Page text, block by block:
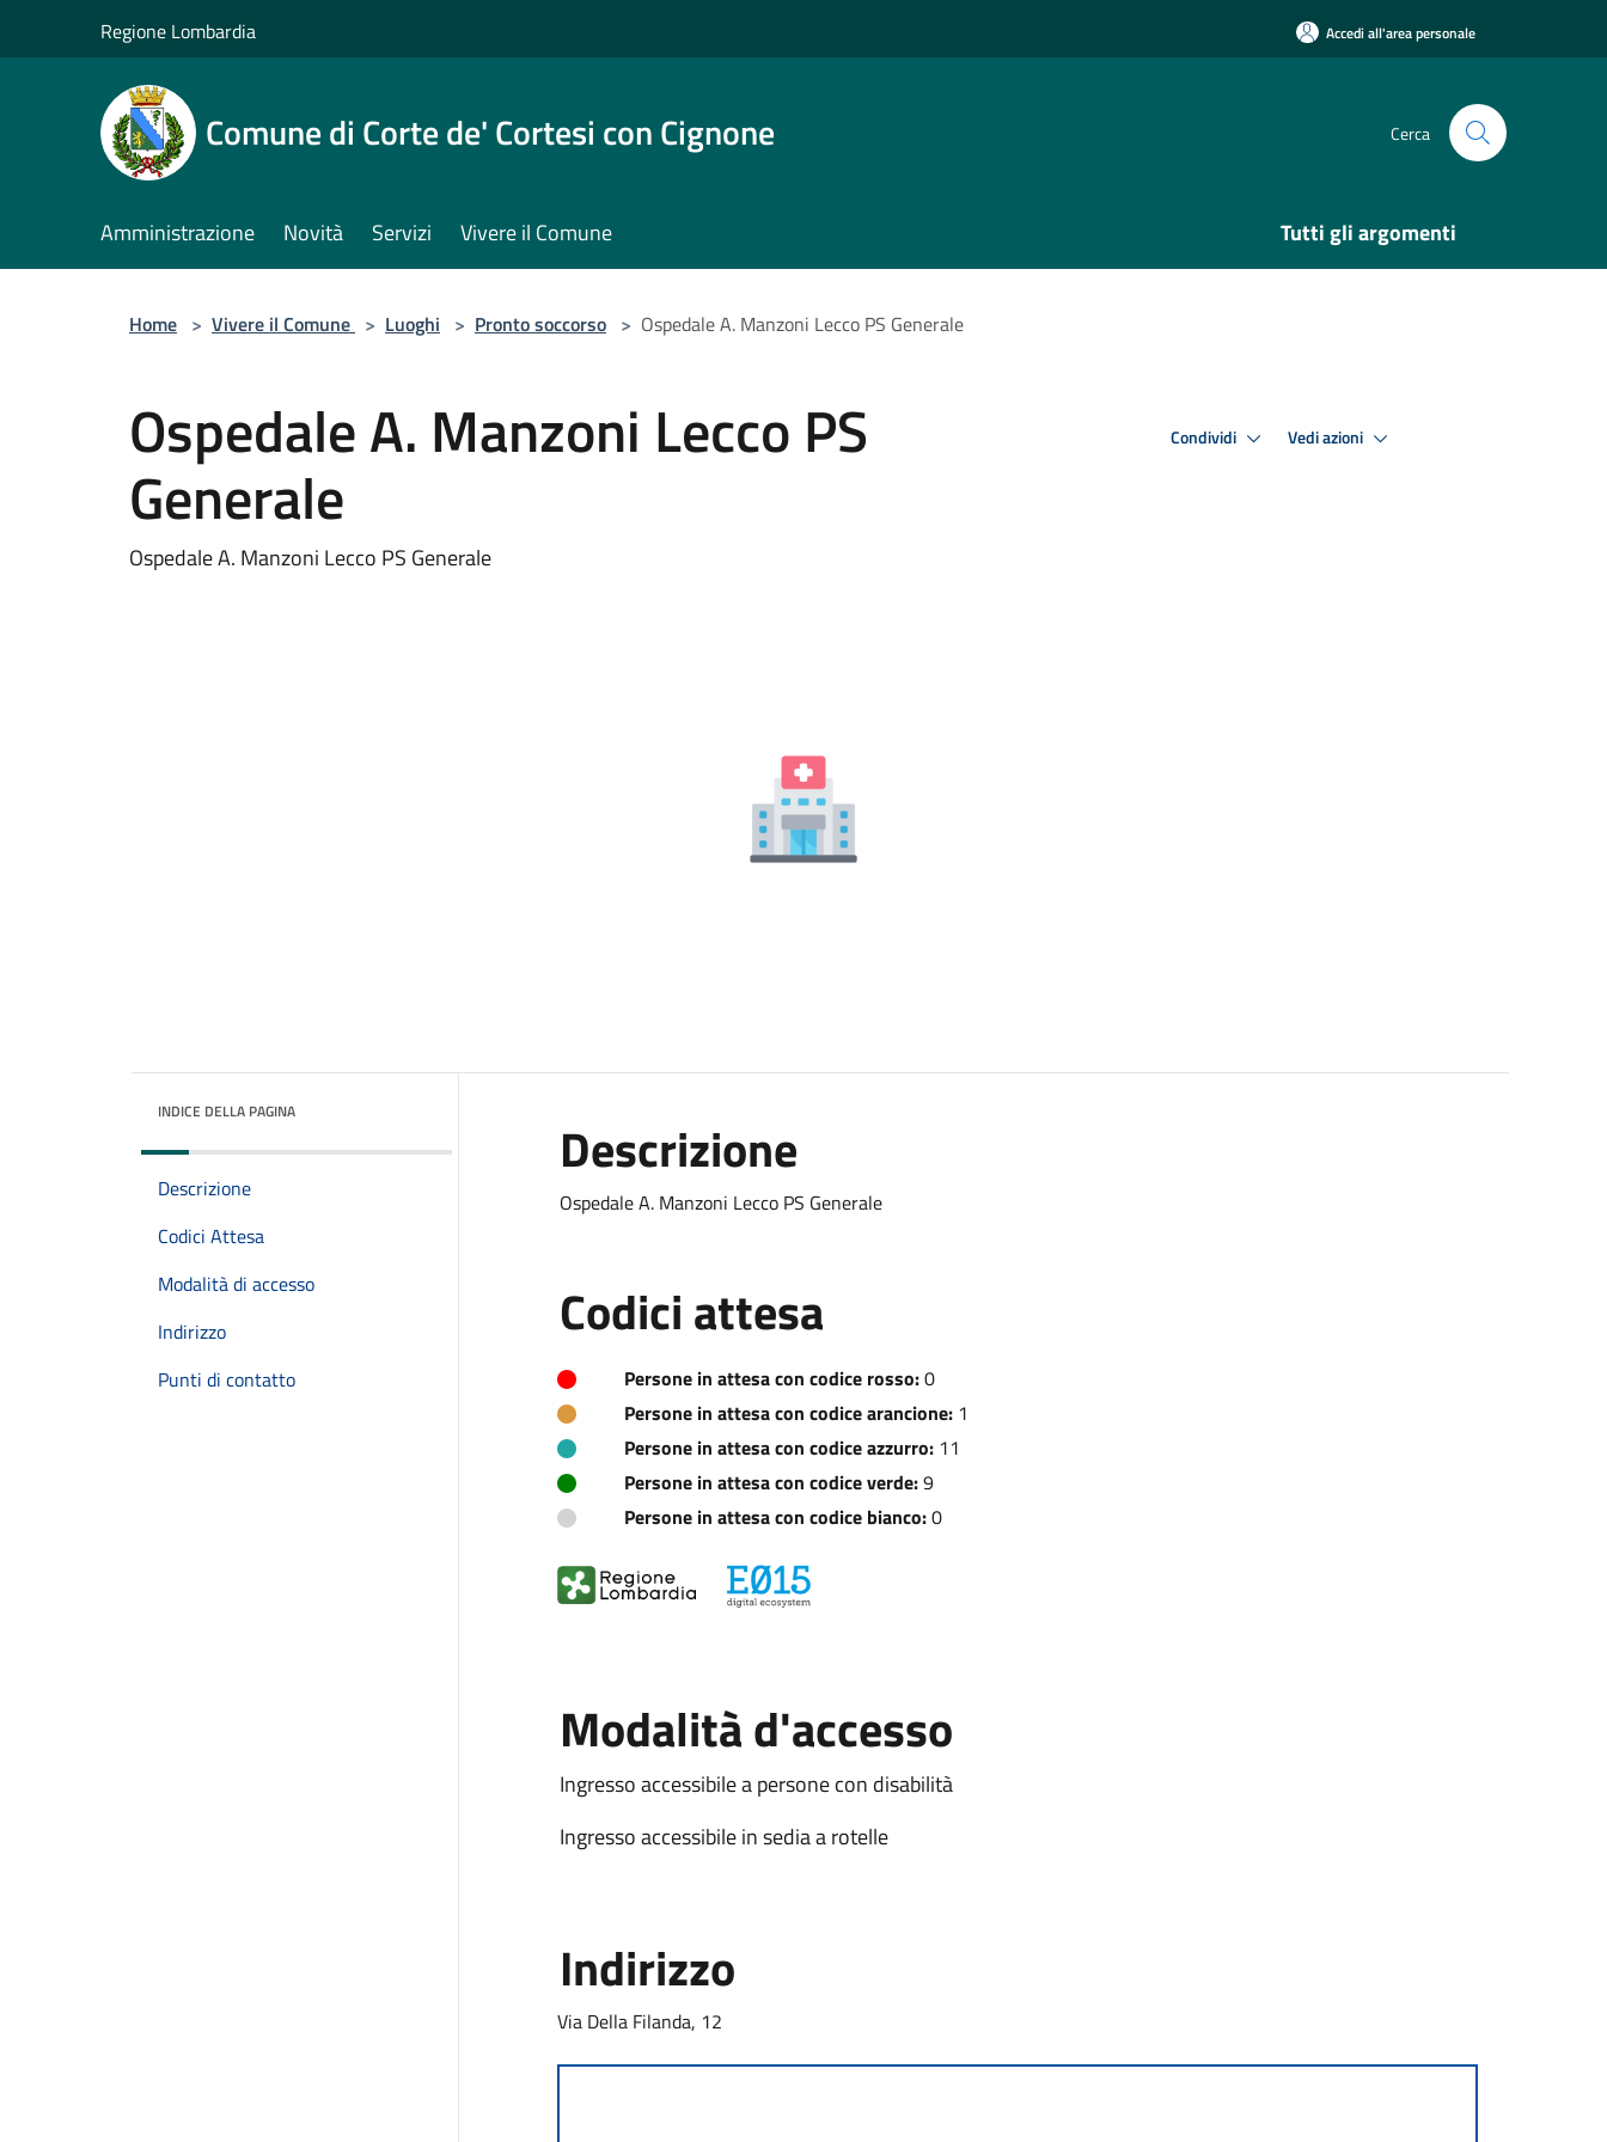
Regione Lombardia Accedi all'area personale
Comune di Corte de' Cortesi con Cignone Cerca
Amministrazione Novità Servizi Vivere il Comune Tutti gli argomenti
Home > Vivere il Comune > Luoghi > Pronto soccorso > Ospedale A. Manzoni Lecco PS Generale
Ospedale A. Manzoni Lecco PS
Generale
Ospedale A. Manzoni Lecco PS Generale
Condividi Vedi azioni
INDICE DELLA PAGINA
Descrizione
Codici Attesa
Modalità di accesso
Indirizzo
Punti di contatto
Descrizione
Ospedale A. Manzoni Lecco PS Generale
Codici attesa
Persone in attesa con codice rosso:0
Persone in attesa con codice arancione:1
Persone in attesa con codice azzurro:11
Persone in attesa con codice verde:9
Persone in attesa con codice bianco:0
Modalità d'accesso
Ingresso accessibile a persone con disabilità
Ingresso accessibile in sedia a rotelle
Indirizzo
Via Della Filanda, 12